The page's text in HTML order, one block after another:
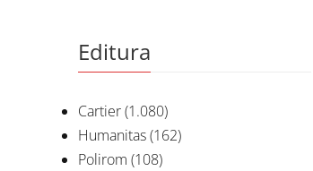
Editura
Cartier(1.080)
Humanitas(162)
Polirom (108)